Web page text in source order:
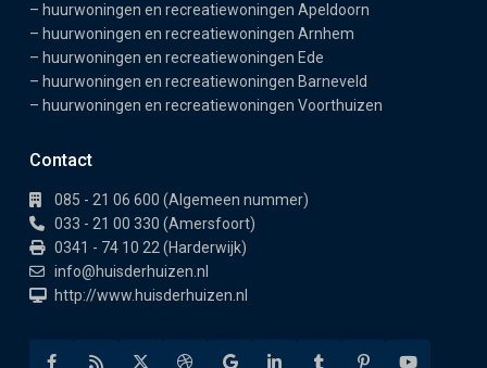
– huurwoningen en recreatiewoningen Apeldoorn
– huurwoningen en recreatiewoningen Arnhem
– huurwoningen en recreatiewoningen Ede
– huurwoningen en recreatiewoningen Barneveld
– huurwoningen en recreatiewoningen Voorthuizen
Contact
085 - 21 06 600 (Algemeen nummer)
033 - 21 00 330 (Amersfoort)
0341 - 74 10 22 (Harderwijk)
info@huisderhuizen.nl
http://www.huisderhuizen.nl